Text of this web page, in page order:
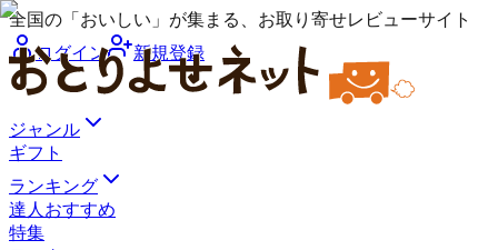
全国の「おいしい」が集まる、お取り寄せレビューサイト
ログイン
新規登録
ジャンル
ギフト
ランキング
達人おすすめ
特集